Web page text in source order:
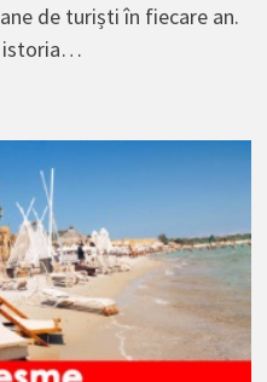
de turiști în fiecare an.
istoria…